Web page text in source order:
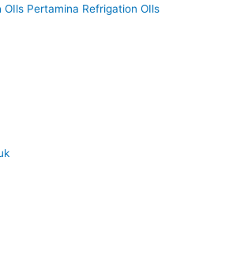
Pertamina Refrigation OIls